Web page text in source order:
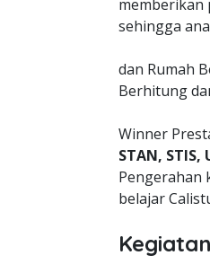
memberikan
sehingga
dan Rumah
Berhitung
Winner
STAN, STIS,
Pengerahan
belajar